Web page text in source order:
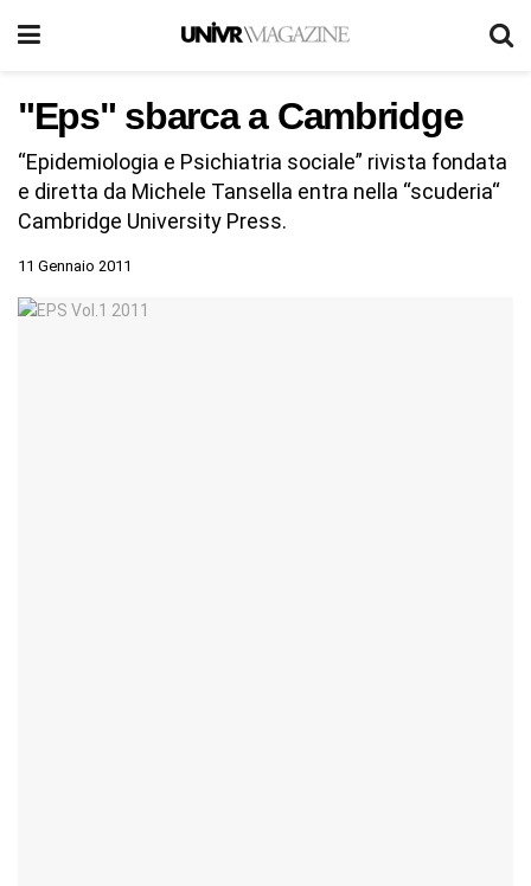
"Eps" sbarca a Cambridge
“Epidemiologia e Psichiatria sociale” rivista fondata
e diretta da Michele Tansella entra nella “scuderia“
Cambridge University Press.
11 Gennaio 2011